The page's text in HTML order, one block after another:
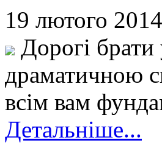
19 лютого 2014
Дорогі
драматичною
всім вам
Детальніше...